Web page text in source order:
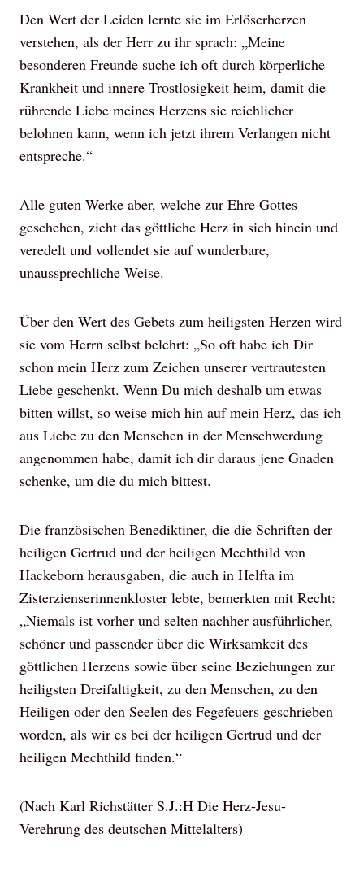
Den Wert der Leiden lernte sie im Erlöserherzen
verstehen, als der Herr zu ihr sprach: „Meine
besonderen Freunde suche ich oft durch körperliche
Krankheit und innere Trostlosigkeit heim, damit die
rührende Liebe meines Herzens sie reichlicher
belohnen kann, wenn ich jetzt ihrem Verlangen nicht
entspreche.“
Alle guten Werke aber, welche zur Ehre Gottes
geschehen, zieht das göttliche Herz in sich hinein und
veredelt und vollendet sie auf wunderbare,
unaussprechliche Weise.
Über den Wert des Gebets zum heiligsten Herzen wird
sie vom Herrn selbst belehrt: „So oft habe ich Dir
schon mein Herz zum Zeichen unserer vertrautesten
Liebe geschenkt. Wenn Du mich deshalb um etwas
bitten willst, so weise mich hin auf mein Herz, das ich
aus Liebe zu den Menschen in der Menschwerdung
angenommen habe, damit ich dir daraus jene Gnaden
schenke, um die du mich bittest.
Die französischen Benediktiner, die die Schriften der
heiligen Gertrud und der heiligen Mechthild von
Hackeborn herausgaben, die auch in Helfta im
Zisterzienserinnenkloster lebte, bemerkten mit Recht:
„Niemals ist vorher und selten nachher ausführlicher,
schöner und passender über die Wirksamkeit des
göttlichen Herzens sowie über seine Beziehungen zur
heiligsten Dreifaltigkeit, zu den Menschen, zu den
Heiligen oder den Seelen des Fegefeuers geschrieben
worden, als wir es bei der heiligen Gertrud und der
heiligen Mechthild finden.“
(Nach Karl Richstätter S.J.:H Die Herz-Jesu-
Verehrung des deutschen Mittelalters)